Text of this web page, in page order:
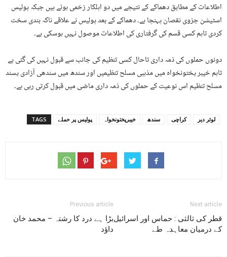
اطلاعات کے مطابق دھماکے کے نتیجے میں دو اہلکار زخمی ہوئے ہیں جبکہ پولیس
اسٹیشن جزوی نقصان پہنچا ہے۔ دھماکے کے بعد پولیس نے علاقے ناکہ بندی سخت
کردی تاہم کسی قسم کی گرفتاری کی اطلاعات موصول نہیں ہوسکی ہے۔
دونوں حملوں کی ذمہ داری تاحال کسی تنظیم کی جانب سے قبول نہیں کی گئی ہے
تاہم خیبر پختونخواہ میں مذہبی مسلح تنظیمیں اور سندھ میں سندھی آزادی پسند
مسلح تنظیم اس نوعیت کے حملوں کی ذمہ داری ماضی میں قبول کرتی رہی ہے۔
TAGS پولیس پر حملے خیبرپختونخواہ سندھ کراچی لوئر دیر
Previous article
بڑا ہے درد کا رشتہ – محمد خان
داؤد
Next article
قطر کی ثالثی : حماس اور اسرائیل
کے درمیان معاہدہ طے